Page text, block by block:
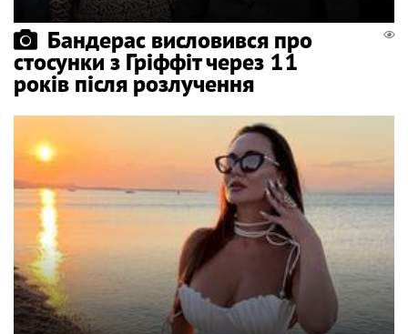
Бандерас висловився про
стосунки з Гріффіт через 11
років після розлучення